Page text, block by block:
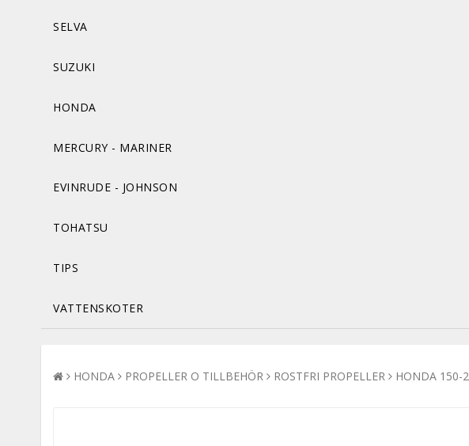
SELVA
SUZUKI
HONDA
MERCURY - MARINER
EVINRUDE - JOHNSON
TOHATSU
TIPS
VATTENSKOTER
HONDA PROPELLER O TILLBEHÖR ROSTFRI PROPELLER HONDA 150-